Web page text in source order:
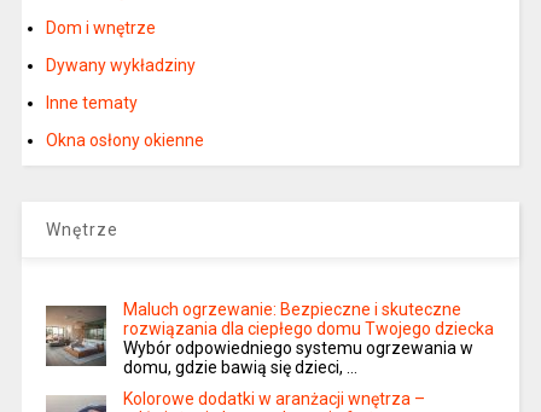
Dom i wnętrze
Dywany wykładziny
Inne tematy
Okna osłony okienne
Wnętrze
Maluch ogrzewanie: Bezpieczne i skuteczne
rozwiązania dla ciepłego domu Twojego dziecka
Wybór odpowiedniego systemu ogrzewania w
domu, gdzie bawią się dzieci, …
Kolorowe dodatki w aranżacji wnętrza –